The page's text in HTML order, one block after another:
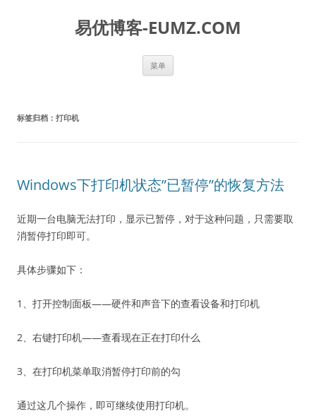
易优博客-EUMZ.COM
菜单
标签归档： 打印机
Windows下打印机状态”已暂停”的恢复方法
近期一台电脑无法打印，显示已暂停，对于这种问题，只需要取
消暂停打印即可。
具体步骤如下：
1、打开控制面板——硬件和声音下的查看设备和打印机
2、右键打印机——查看现在正在打印什么
3、在打印机菜单取消暂停打印前的勾
通过这几个操作，即可继续使用打印机。